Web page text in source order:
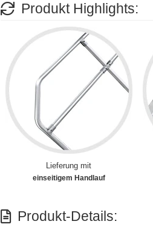
Produkt Highlights:
Lieferung mit
einseitigem Handlauf
Produkt-Details: